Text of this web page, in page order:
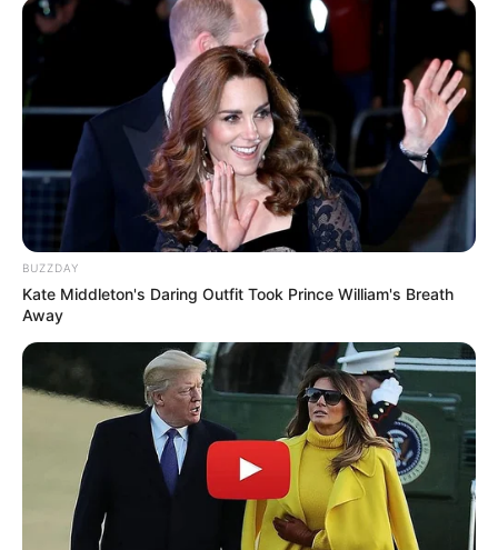
BUZZDAY
Kate Middleton's Daring Outfit Took Prince William's Breath
Away